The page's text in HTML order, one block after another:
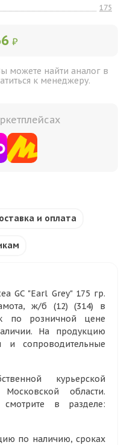
175
₽
можете найти аналог в
к менеджеру.
и оплата
GC "Earl Grey" 175 гр.
ж/б (12) (314) в
по розничной цене
На продукцию
и сопроводительные
курьерской
области.
в разделе:
по наличию, сроках